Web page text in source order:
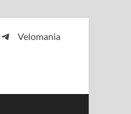
Velomania